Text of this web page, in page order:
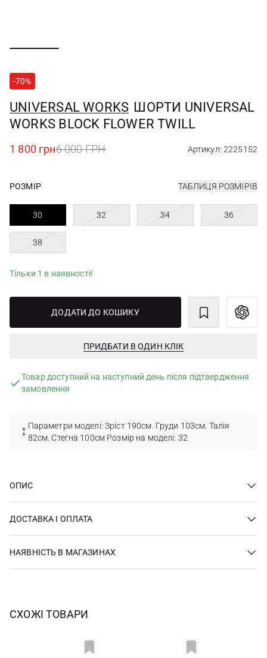
-70%
UNIVERSAL WORKS ШОРТИ UNIVERSAL
WORKS BLOCK FLOWER TWILL
1 800 грн6 000 ГРН Артикул: 2225152
РОЗМІР ТАБЛИЦЯ РОЗМІРІВ
30 32 34 36
38
Тільки 1 в наявності!
ДОДАТИ ДО КОШИКУ
ПРИДБАТИ В ОДИН КЛІК
Товар доступний на наступний день після підтвердження
замовлення
Параметри моделі: Зріст 190см. Груди 103см. Талія
82см. Стегна 100см Розмір на моделі: 32
ОПИС
ДОСТАВКА І ОПЛАТА
НАЯВНІСТЬ В МАГАЗИНАХ
СХОЖІ ТОВАРИ